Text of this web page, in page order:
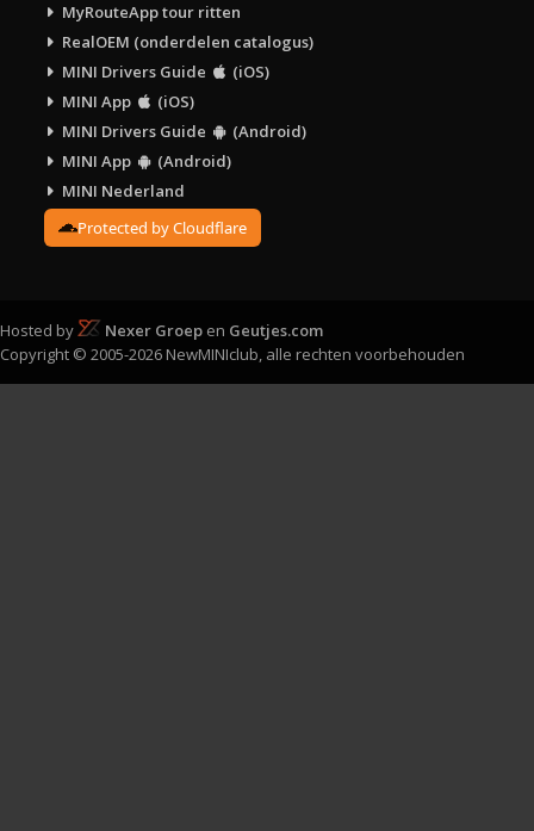
MyRouteApp tour ritten
RealOEM (onderdelen catalogus)
MINI Drivers Guide
(iOS)
MINI App
(iOS)
MINI Drivers Guide
(Android)
MINI App
(Android)
MINI Nederland
Protected by Cloudflare
Hosted by Nexer Groep en Geutjes.com
Copyright © 2005-2026 NewMINIclub, alle rechten voorbehouden